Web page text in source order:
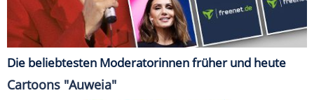
Die beliebtesten Moderatorinnen früher und heute
Cartoons "Auweia"